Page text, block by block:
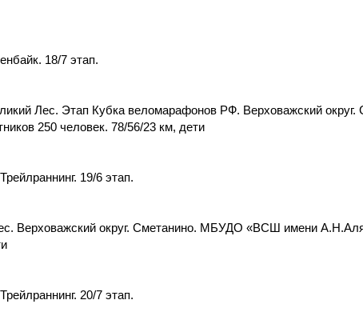
18/7 этап.
Лес. Этап Кубка веломарафонов РФ. Верховажский
250 человек. 78/56/23 км, дети
19/6 этап.
Верховажский округ. Сметанино. МБУДО «ВСШ имени
20/7 этап.